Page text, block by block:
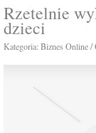
Rzetelnie
dzieci
Kategoria: Biznes Online /